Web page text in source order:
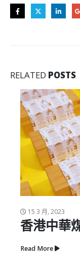
RELATED POSTS
15 3 月, 2023
香港中華
Read More